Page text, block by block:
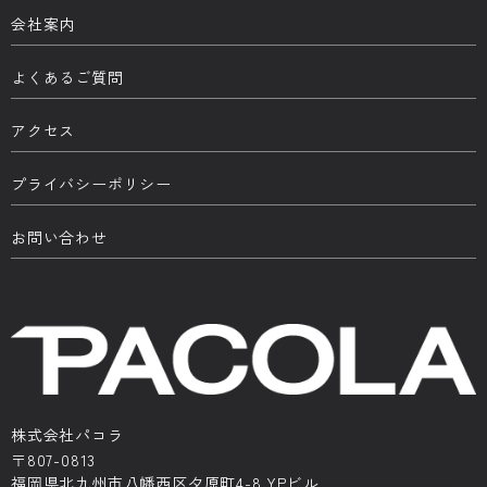
株式会社パコラ
〒807-0813
福岡県北九州市八幡西区夕原町4-8 YPビル
会社案内
よくあるご質問
アクセス
プライバシーポリシー
お問い合わせ